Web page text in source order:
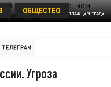
ФОТО: КОЛЛАЖ ЦАРЬГРАДА
ОБЩЕСТВО
Угроза